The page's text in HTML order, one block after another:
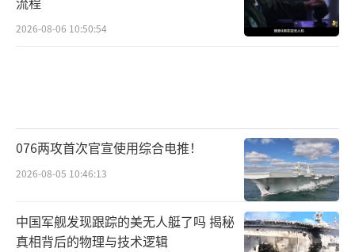
2026-08-06 10:50:54
076两攻首次官宣使用综合电推！
2026-08-05 10:46:13
中国军舰发现跟踪的美无人艇了吗 揭秘
真相背后的物理与技术逻辑